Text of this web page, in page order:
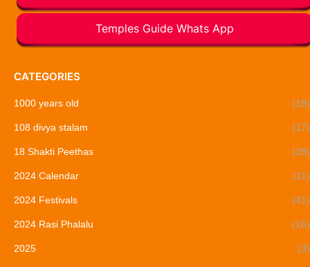
Temples Guide Whats App
CATEGORIES
1000 years old (18)
108 divya stalam (17)
18 Shakti Peethas (28)
2024 Calendar (11)
2024 Festivals (41)
2024 Rasi Phalalu (16)
2025 (3)